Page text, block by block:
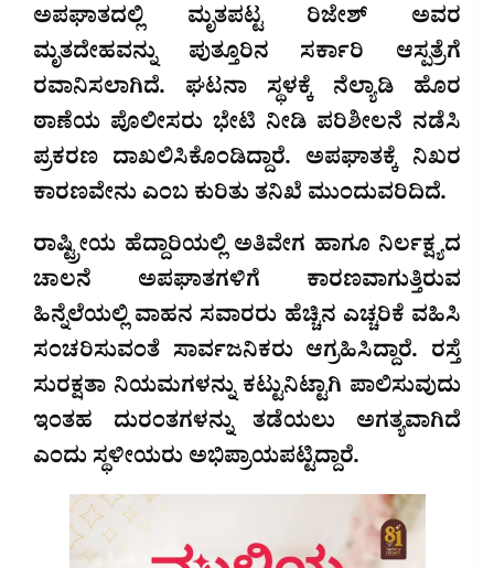
ಅಪಘಾತದಲ್ಲಿ ಮೃತಪಟ್ಟ ರಿಜೇಶ್ ಅವರ
ಮೃತದೇಹವನ್ನು ಪುತ್ತೂರಿನ ಸರ್ಕಾರಿ ಆಸ್ಪತ್ರೆಗೆ
ರವಾನಿಸಲಾಗಿದೆ. ಘಟನಾ ಸ್ಥಳಕ್ಕೆ ನೆಲ್ಯಾಡಿ ಹೊರ
ಠಾಣೆಯ ಪೊಲೀಸರು ಭೇಟಿ ನೀಡಿ ಪರಿಶೀಲನೆ ನಡೆಸಿ
ಪ್ರಕರಣ ದಾಖಲಿಸಿಕೊಂಡಿದ್ದಾರೆ. ಅಪಘಾತಕ್ಕೆ ನಿಖರ
ಕಾರಣವೇನು ಎಂಬ ಕುರಿತು ತನಿಖೆ ಮುಂದುವರಿದಿದೆ.
ರಾಷ್ಟ್ರೀಯ ಹೆದ್ದಾರಿಯಲ್ಲಿ ಅತಿವೇಗ ಹಾಗೂ ನಿರ್ಲಕ್ಷ್ಯದ
ಚಾಲನೆ ಅಪಘಾತಗಳಿಗೆ ಕಾರಣವಾಗುತ್ತಿರುವ
ಹಿನ್ನೆಲೆಯಲ್ಲಿ ವಾಹನ ಸವಾರರು ಹೆಚ್ಚಿನ ಎಚ್ಚರಿಕೆ ವಹಿಸಿ
ಸಂಚರಿಸುವಂತೆ ಸಾರ್ವಜನಿಕರು ಆಗ್ರಹಿಸಿದ್ದಾರೆ. ರಸ್ತೆ
ಸುರಕ್ಷತಾ ನಿಯಮಗಳನ್ನು ಕಟ್ಟುನಿಟ್ಟಾಗಿ ಪಾಲಿಸುವುದು
ಇಂತಹ ದುರಂತಗಳನ್ನು ತಡೆಯಲು ಅಗತ್ಯವಾಗಿದೆ
ಎಂದು ಸ್ಥಳೀಯರು ಅಭಿಪ್ರಾಯಪಟ್ಟಿದ್ದಾರೆ.